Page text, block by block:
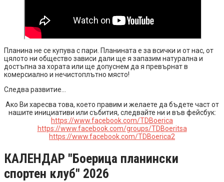
Планина не се купува с пари. Планината е за всички и от нас, от
цялото ни общество зависи дали ще я запазим натурална и
достъпна за хората или ще допуснем да я превърнат в
комерсиално и нечистоплътно място!
Следва развитие…
Ако Ви харесва това, което правим и желаете да бъдете част от
нашите инициативи или събития, следвайте ни и във фейсбук:
https://www.facebook.com/TDBoerica
https://www.facebook.com/groups/TDBoeritsa
https://www.facebook.com/TDBoerica2
КАЛЕНДАР "Боерица планински
спортен клуб" 2026